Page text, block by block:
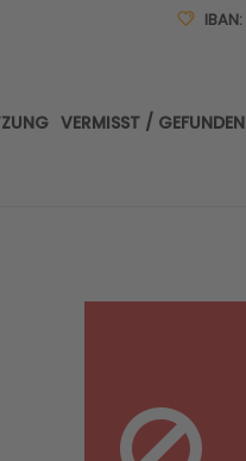
IBAN:
VERMISST / GEFUNDEN